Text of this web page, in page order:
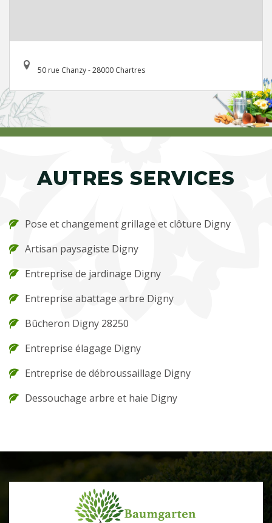
50 rue Chanzy - 28000 Chartres
AUTRES SERVICES
Pose et changement grillage et clôture Digny
Artisan paysagiste Digny
Entreprise de jardinage Digny
Entreprise abattage arbre Digny
Bûcheron Digny 28250
Entreprise élagage Digny
Entreprise de débroussaillage Digny
Dessouchage arbre et haie Digny